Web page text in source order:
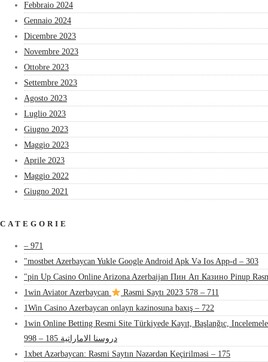
Febbraio 2024
Gennaio 2024
Dicembre 2023
Novembre 2023
Ottobre 2023
Settembre 2023
Agosto 2023
Luglio 2023
Giugno 2023
Maggio 2023
Aprile 2023
Maggio 2022
Giugno 2021
CATEGORIE
– 971
"mostbet Azerbaycan Yukle Google Android Apk Və Ios App-d – 303
"pin Up Casino Online Arizona Azerbaijan Пин Ап Казино Pinup
1win Aviator Azerbaycan
Rəsmi Saytı 2023 578 – 711
1Win Casino Azerbaycan onlayn kazinosuna baxış – 722
1win Online Betting Resmi Site Türkiyede Kayıt, Başlanğıc,
دروسنا الاماراتية 185 – 998
1xbet Azərbaycan: Rəsmi Saytın Nəzərdən Keçirilməsi – 175